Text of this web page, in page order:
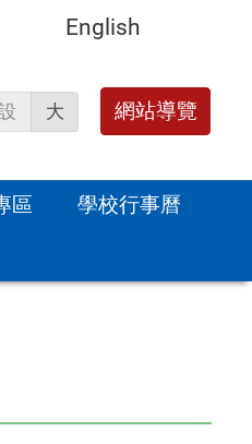
English
大 網站導覽
區
學校行事曆